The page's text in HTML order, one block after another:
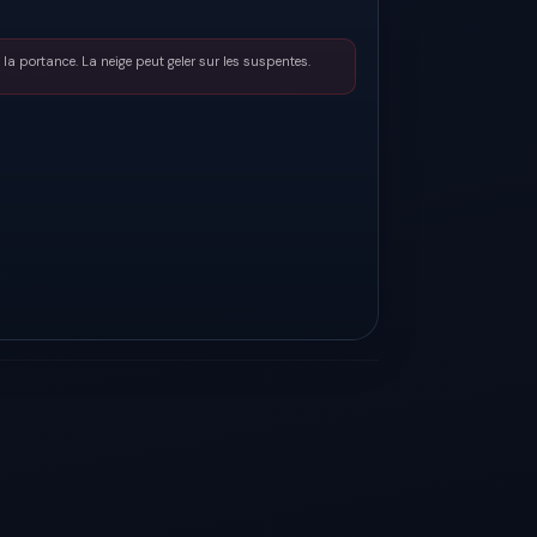
portance. La neige peut geler sur les suspentes.